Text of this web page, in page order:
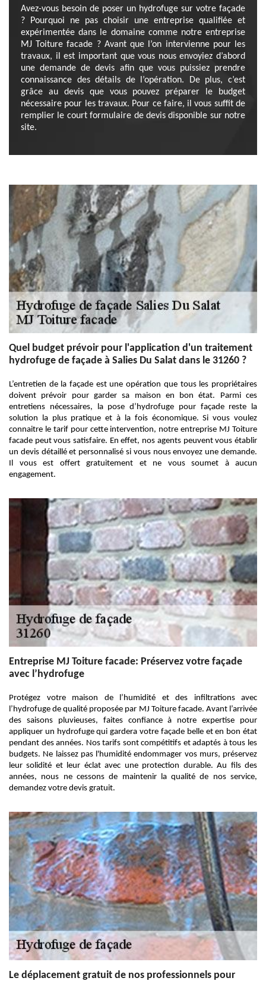
Avez-vous besoin de poser un hydrofuge sur votre façade
? Pourquoi ne pas choisir une entreprise qualifiée et
expérimentée dans le domaine comme notre entreprise
MJ Toiture facade ? Avant que l’on intervienne pour les
travaux, il est important que vous nous envoyiez d’abord
une demande de devis afin que vous puissiez prendre
connaissance des détails de l’opération. De plus, c’est
grâce au devis que vous pouvez préparer le budget
nécessaire pour les travaux. Pour ce faire, il vous suffit de
remplier le court formulaire de devis disponible sur notre
site.
Quel budget prévoir pour l'application d'un traitement
hydrofuge de façade à Salies Du Salat dans le 31260 ?
L’entretien de la façade est une opération que tous les propriétaires
doivent prévoir pour garder sa maison en bon état. Parmi ces
entretiens nécessaires, la pose d’hydrofuge pour façade reste la
solution la plus pratique et à la fois économique. Si vous voulez
connaitre le tarif pour cette intervention, notre entreprise MJ Toiture
facade peut vous satisfaire. En effet, nos agents peuvent vous établir
un devis détaillé et personnalisé si vous nous envoyez une demande.
Il vous est offert gratuitement et ne vous soumet à aucun
engagement.
Entreprise MJ Toiture facade: Préservez votre façade
avec l’hydrofuge
Protégez votre maison de l’humidité et des infiltrations avec
l’hydrofuge de qualité proposée par MJ Toiture facade. Avant l’arrivée
des saisons pluvieuses, faites confiance à notre expertise pour
appliquer un hydrofuge qui gardera votre façade belle et en bon état
pendant des années. Nos tarifs sont compétitifs et adaptés à tous les
budgets. Ne laissez pas l'humidité endommager vos murs, préservez
leur solidité et leur éclat avec une protection durable. Au fils des
années, nous ne cessons de maintenir la qualité de nos service,
demandez votre devis gratuit.
Le déplacement gratuit de nos professionnels pour